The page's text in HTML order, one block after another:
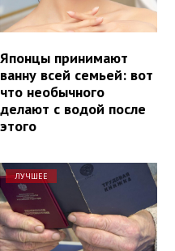
Японцы принимают
ванну всей семьей: вот
что необычного
делают с водой после
этого
ЛУЧШЕЕ